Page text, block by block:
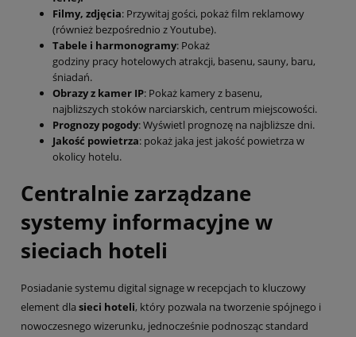
Filmy, zdjęcia: Przywitaj gości, pokaż film reklamowy
(również bezpośrednio z Youtube).
Tabele i harmonogramy: Pokaż
godziny pracy hotelowych atrakcji, basenu, sauny, baru,
śniadań.
Obrazy z kamer IP: Pokaż kamery z basenu,
najbliższych stoków narciarskich, centrum miejscowości.
Prognozy pogody: Wyświetl prognozę na najbliższe dni.
Jakość powietrza: pokaż jaka jest jakość powietrza w
okolicy hotelu.
Centralnie zarządzane
systemy informacyjne w
sieciach hoteli
Posiadanie systemu digital signage w recepcjach to kluczowy
element dla sieci hoteli, który pozwala na tworzenie spójnego i
nowoczesnego wizerunku, jednocześnie podnosząc standard